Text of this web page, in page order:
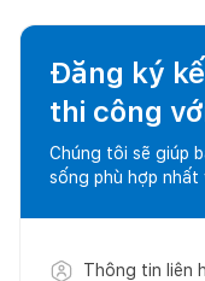
Đăng ký
thi công
Chúng tôi sẽ giúp
sống phù hợp nhất
Thông tin liên